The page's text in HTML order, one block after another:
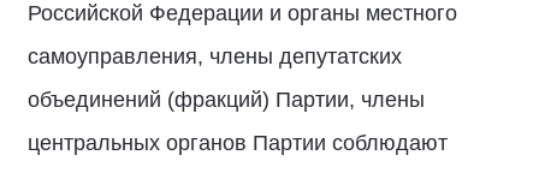
Российской Федерации и органы местного
самоуправления, члены депутатских
объединений (фракций) Партии, члены
центральных органов Партии соблюдают